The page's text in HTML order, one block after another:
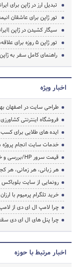
تبدیل ارز در ژاپن برای
تور ژاپن برای عاشقان
سیگار کشیدن در ژاپن
تور ژاپن ۵ روزه برای علاقه‌مندان به فناوری و رباتیک
راهنمای کامل سفر به
اخبار ویژه
طراحی سایت در اصفهان
فروشگاه اینترنتی
ایده های طلایی برای کسب
خدمات سایت انجام پروژه
قیمت سرور HP/بررسی و خرید سرور اچ پی
هر زبانی، هر زمانی، هر
رونمایی از سایت
خرید تلگرام پرمیوم با
چرا لامپ ال ای دی از
چرا پنل های ال ای دی
اخبار مرتبط با حوزه